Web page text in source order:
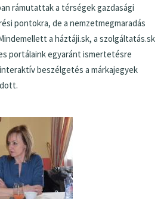
rámutattak a térségek gazdasági
pontokra, de a nemzetmegmaradás
a háztáji.sk, a szolgáltatás.sk
portálaink egyaránt ismertetésre
beszélgetés a márkajegyek